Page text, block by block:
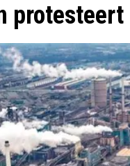
protesteert